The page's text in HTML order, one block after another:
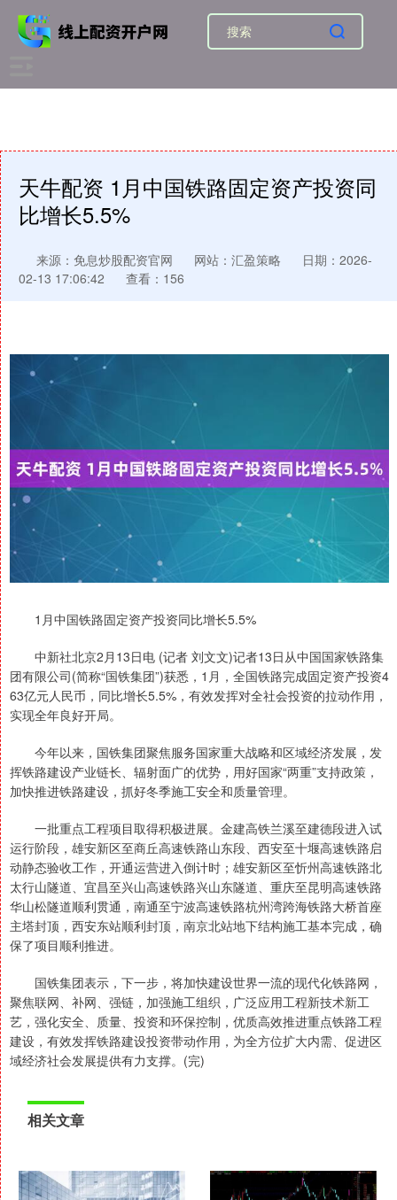
天牛配资 1月中国铁路固定资产投资同
比增长5.5%
来源：免息炒股配资官网 网站：汇盈策略
日期：2026-
02-13 17:06:42
查看：156
1月中国铁路固定资产投资同比增长5.5%
中新社北京2月13日电 (记者 刘文文)记者13日从中国国家铁路集
团有限公司(简称“国铁集团”)获悉，1月，全国铁路完成固定资产投资4
63亿元人民币，同比增长5.5%，有效发挥对全社会投资的拉动作用，
实现全年良好开局。
今年以来，国铁集团聚焦服务国家重大战略和区域经济发展，发
挥铁路建设产业链长、辐射面广的优势，用好国家“两重”支持政策，
加快推进铁路建设，抓好冬季施工安全和质量管理。
一批重点工程项目取得积极进展。金建高铁兰溪至建德段进入试
运行阶段，雄安新区至商丘高速铁路山东段、西安至十堰高速铁路启
动静态验收工作，开通运营进入倒计时；雄安新区至忻州高速铁路北
太行山隧道、宜昌至兴山高速铁路兴山东隧道、重庆至昆明高速铁路
华山松隧道顺利贯通，南通至宁波高速铁路杭州湾跨海铁路大桥首座
主塔封顶，西安东站顺利封顶，南京北站地下结构施工基本完成，确
保了项目顺利推进。
国铁集团表示，下一步，将加快建设世界一流的现代化铁路网，
聚焦联网、补网、强链，加强施工组织，广泛应用工程新技术新工
艺，强化安全、质量、投资和环保控制，优质高效推进重点铁路工程
建设，有效发挥铁路建设投资带动作用，为全方位扩大内需、促进区
域经济社会发展提供有力支撑。(完)
相关文章